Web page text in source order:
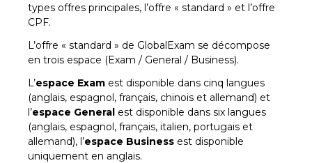
types offres principales, l’offre « standard » et l’offre
CPF.
L’offre « standard » de GlobalExam se décompose
en trois espace (Exam / General / Business).
L’espace Exam est disponible dans cinq langues
(anglais, espagnol, français, chinois et allemand) et
l’espace General est disponible dans six langues
(anglais, espagnol, français, italien, portugais et
allemand), l’espace Business est disponible
uniquement en anglais.